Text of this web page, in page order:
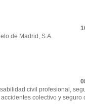
de Madrid, S.A.
civil profesional,
colectivo y seguro